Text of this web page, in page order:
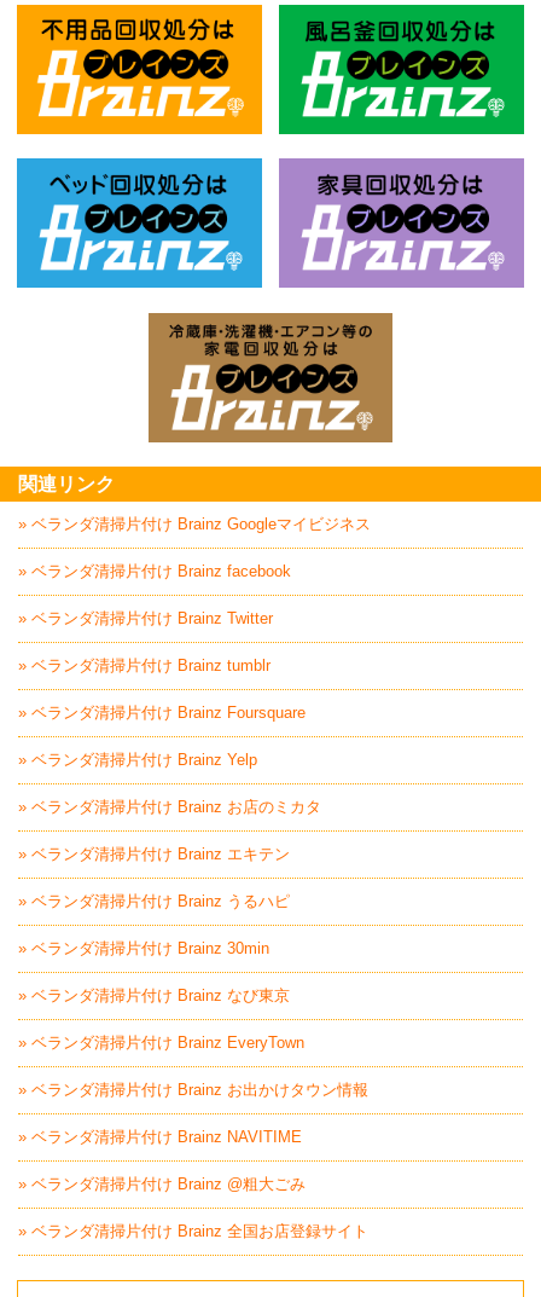
関連リンク
» ベランダ清掃片付け Brainz Googleマイビジネス
» ベランダ清掃片付け Brainz facebook
» ベランダ清掃片付け Brainz Twitter
» ベランダ清掃片付け Brainz tumblr
» ベランダ清掃片付け Brainz Foursquare
» ベランダ清掃片付け Brainz Yelp
» ベランダ清掃片付け Brainz お店のミカタ
» ベランダ清掃片付け Brainz エキテン
» ベランダ清掃片付け Brainz うるハピ
» ベランダ清掃片付け Brainz 30min
» ベランダ清掃片付け Brainz なび東京
» ベランダ清掃片付け Brainz EveryTown
» ベランダ清掃片付け Brainz お出かけタウン情報
» ベランダ清掃片付け Brainz NAVITIME
» ベランダ清掃片付け Brainz @粗大ごみ
» ベランダ清掃片付け Brainz 全国お店登録サイト